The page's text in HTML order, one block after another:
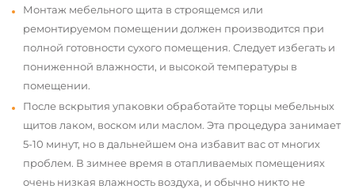
Монтаж мебельного щита в строящемся или
ремонтируемом помещении должен производится при
полной готовности сухого помещения. Следует избегать и
пониженной влажности, и высокой температуры в
помещении.
После вскрытия упаковки обработайте торцы мебельных
щитов лаком, воском или маслом. Эта процедура занимает
5-10 минут, но в дальнейшем она избавит вас от многих
проблем. В зимнее время в отапливаемых помещениях
очень низкая влажность воздуха, и обычно никто не